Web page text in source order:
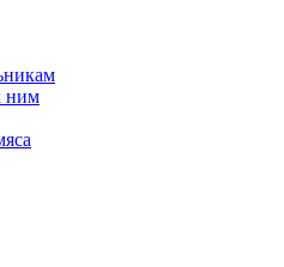
ним